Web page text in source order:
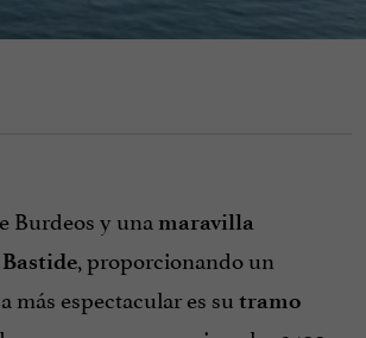
Burdeos y una maravilla
, proporcionando un
espectacular es su tramo